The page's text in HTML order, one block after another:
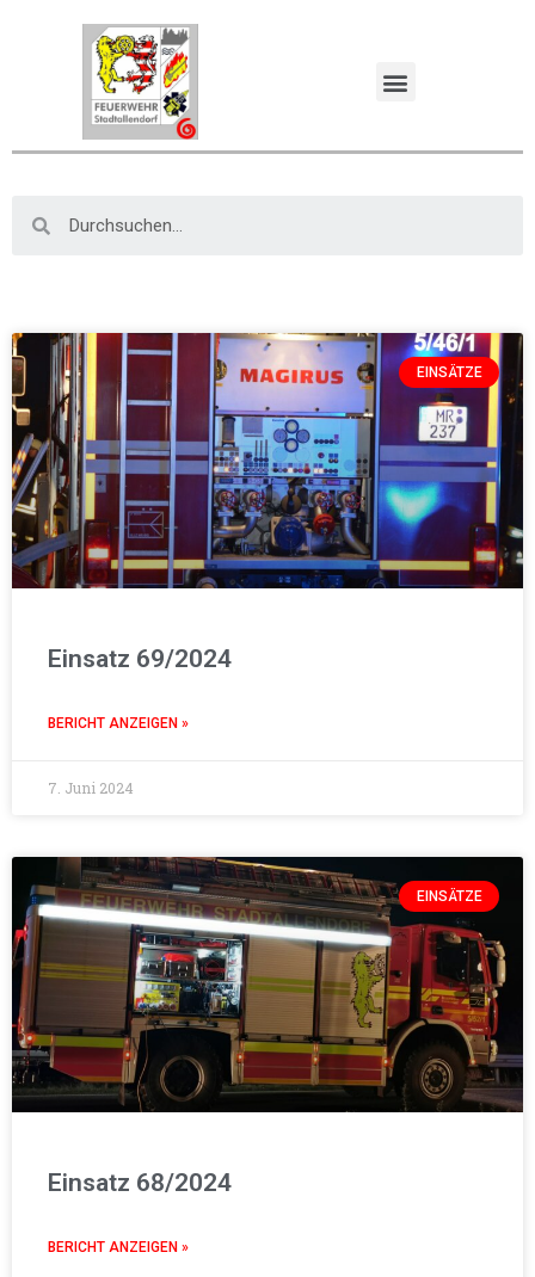
EINSÄTZE
Einsatz 69/2024
BERICHT ANZEIGEN »
7. Juni 2024
EINSÄTZE
Einsatz 68/2024
BERICHT ANZEIGEN »